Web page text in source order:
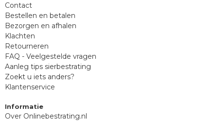
Contact
Bestellen en betalen
Bezorgen en afhalen
Klachten
Retourneren
FAQ - Veelgestelde vragen
Aanleg tips sierbestrating
Zoekt u iets anders?
Klantenservice
Informatie
Over Onlinebestrating.nl